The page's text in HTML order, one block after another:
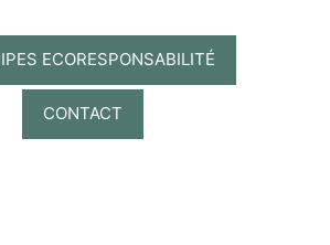
ECORESPONSABILITÉ
CONTACT